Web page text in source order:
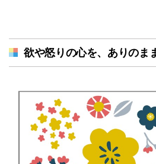
欲や怒りの心を、ありのま